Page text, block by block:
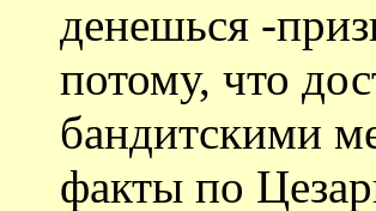
денешься -
потому, что
бандитскими
факты по